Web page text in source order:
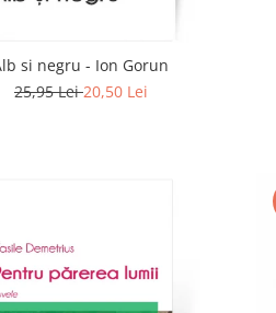
si negru - Ion Gorun
25,95 Lei20,50 Lei